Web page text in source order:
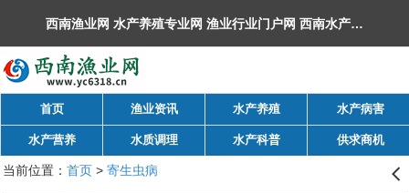
西南渔业网 水产养殖专业网 渔业行业门户网 ​西南水产网 丰祥渔业网 永川水花网，欢迎光临！
首页 渔业资讯 水产养殖 水产病害
水产营养 水质调理 水产科普 供求商机
当前位置： 首页> 寄生虫病 󰊒